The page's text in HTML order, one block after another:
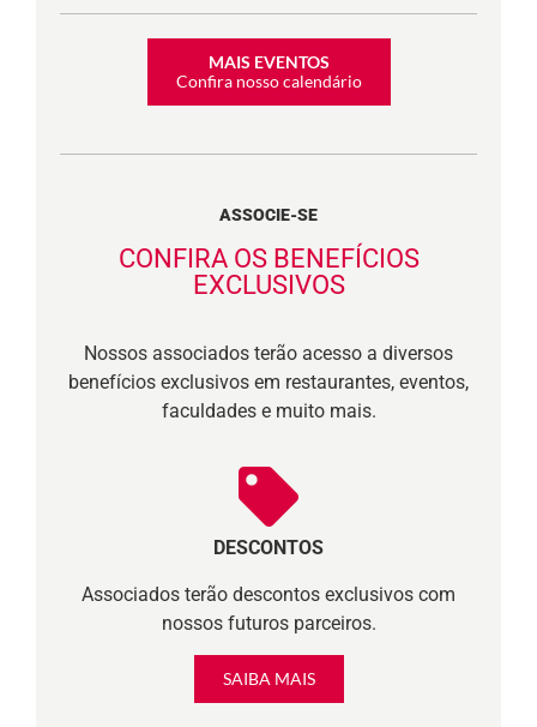
MAIS EVENTOS
Confira nosso calendário
ASSOCIE-SE
CONFIRA OS BENEFÍCIOS
EXCLUSIVOS
Nossos associados terão acesso a diversos
benefícios exclusivos em restaurantes, eventos,
faculdades e muito mais.
DESCONTOS
Associados terão descontos exclusivos com
nossos futuros parceiros.
SAIBA MAIS